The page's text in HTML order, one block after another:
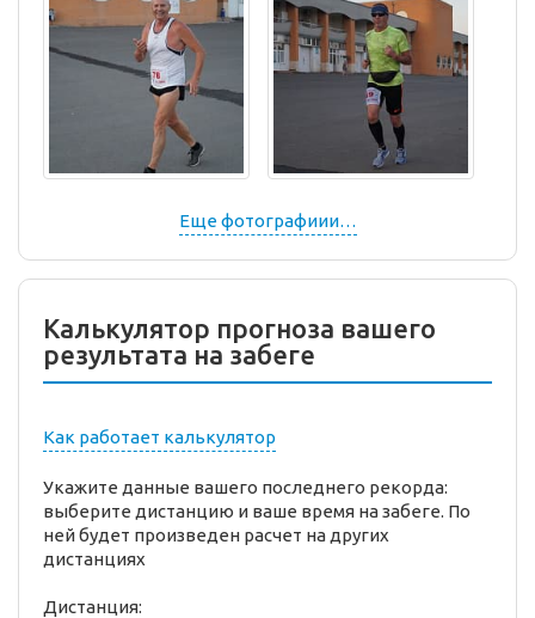
Еще фотографиии…
Калькулятор прогноза вашего
результата на забеге
Как работает калькулятор
Укажите данные вашего последнего рекорда:
выберите дистанцию и ваше время на забеге. По
ней будет произведен расчет на других
дистанциях
Дистанция: